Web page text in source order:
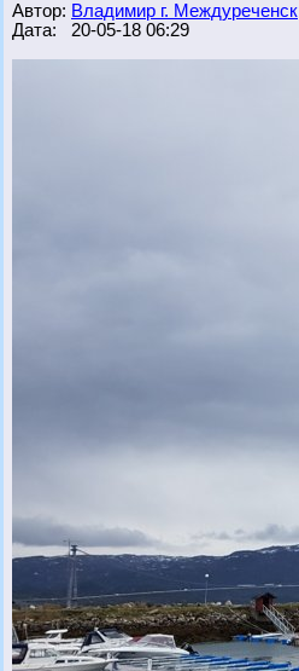
Автор: Владимир г. Междуреченск
Дата: 20-05-18 06:29